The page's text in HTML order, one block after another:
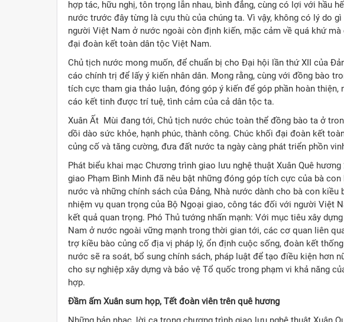
hợp tác, hữu nghị, tôn trọng lẫn nhau, bình đẳng, cùng có lợi với hầu
nước trước đây từng là cựu thù của chúng ta. Vì vậy, không có lý do
người Việt Nam ở nước ngoài còn định kiến, mặc cảm về quá khứ
đại đoàn kết toàn dân tộc Việt Nam.
Chủ tịch nước mong muốn, để chuẩn bị cho Đại hội lần thứ XII của
cáo chính trị để lấy ý kiến nhân dân. Mong rằng, cùng với đồng bào
tích cực tham gia thảo luận, đóng góp ý kiến để góp phần hoàn thiện,
cáo kết tinh được trí tuệ, tình cảm của cả dân tộc ta.
Xuân Ất Mùi đang tới, Chủ tịch nước chúc toàn thể đồng bào ta ở
dồi dào sức khỏe, hạnh phúc, thành công. Chúc khối đại đoàn kết
củng cố và tăng cường, đưa đất nước ta ngày càng phát triển phồn
Phát biểu khai mạc Chương trình giao lưu nghệ thuật Xuân Quê
giao Phạm Bình Minh đã nêu bật những đóng góp tích cực của bà
nước và những chính sách của Đảng, Nhà nước dành cho bà con kiều
nhiệm vụ quan trọng của Bộ Ngoại giao, công tác đối với người Việt
kết quả quan trọng. Phó Thủ tướng nhấn mạnh: Với mục tiêu xây
Nam ở nước ngoài vững mạnh trong thời gian tới, các cơ quan liên
trợ kiều bào củng cố địa vị pháp lý, ổn định cuộc sống, đoàn kết
nước sẽ ra soát, bổ sung chính sách, pháp luật để tạo điều kiện hơn
cho sự nghiệp xây dựng và bảo vệ Tổ quốc trong phạm vi khả năng
hợp.
Đầm ấm Xuân sum họp, Tết đoàn viên trên quê hương